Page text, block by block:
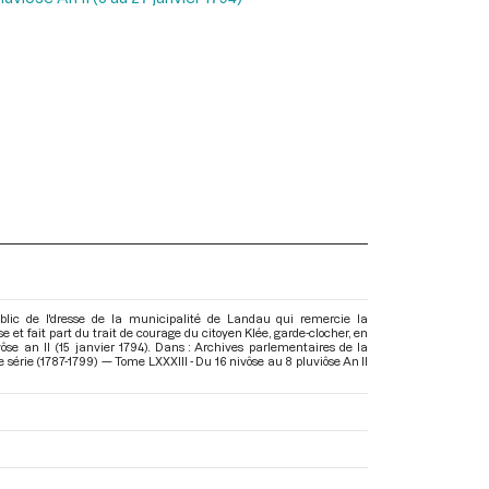
de l'dresse de la municipalité de Landau qui remercie la
et fait part du trait de courage du citoyen Klée, garde-clocher, en
an II (15 janvier 1794). Dans : Archives parlementaires de la
(1787-1799) — Tome LXXXIII - Du 16 nivôse au 8 pluviôse An II